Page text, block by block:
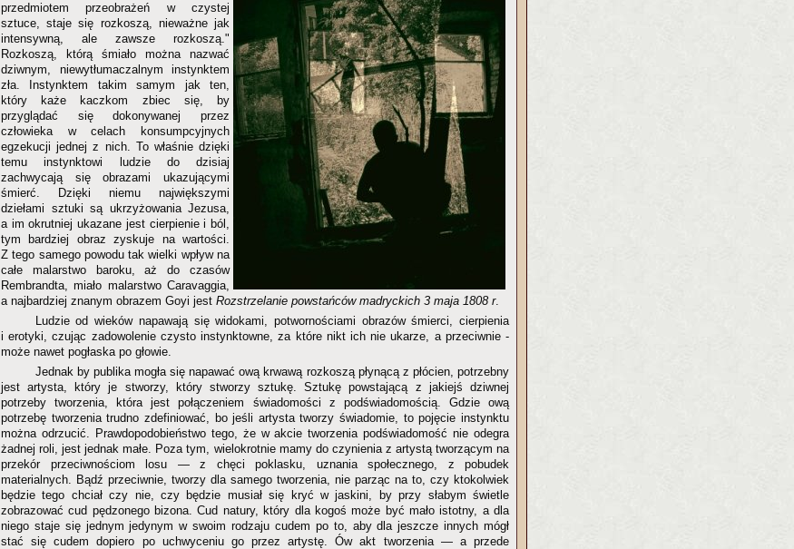
przedmiotem przeobrażeń w czystej
sztuce, staje się rozkoszą, nieważne jak
intensywną, ale zawsze rozkoszą."
Rozkoszą, którą śmiało można nazwać
dziwnym, niewytłumaczalnym instynktem
zła. Instynktem takim samym jak ten,
który każe kaczkom zbiec się, by
przyglądać się dokonywanej przez
człowieka w celach konsumpcyjnych
egzekucji jednej z nich. To właśnie dzięki
temu instynktowi ludzie do dzisiaj
zachwycają się obrazami ukazującymi
śmierć. Dzięki niemu największymi
dziełami sztuki są ukrzyżowania Jezusa,
a im okrutniej ukazane jest cierpienie i ból,
tym bardziej obraz zyskuje na wartości.
Z tego samego powodu tak wielki wpływ na
całe malarstwo baroku, aż do czasów
Rembrandta, miało malarstwo Caravaggia,
a najbardziej znanym obrazem Goyi jest Rozstrzelanie powstańców madryckich 3 maja 1808 r.
Ludzie od wieków napawają się widokami, potwornościami obrazów śmierci, cierpienia
i erotyki, czując zadowolenie czysto instynktowne, za które nikt ich nie ukarze, a przeciwnie -
może nawet pogłaska po głowie.
Jednak by publika mogła się napawać ową krwawą rozkoszą płynącą z płócien, potrzebny
jest artysta, który je stworzy, który stworzy sztukę. Sztukę powstającą z jakiejś dziwnej
potrzeby tworzenia, która jest połączeniem świadomości z podświadomością. Gdzie ową
potrzebę tworzenia trudno zdefiniować, bo jeśli artysta tworzy świadomie, to pojęcie instynktu
można odrzucić. Prawdopodobieństwo tego, że w akcie tworzenia podświadomość nie odegra
żadnej roli, jest jednak małe. Poza tym, wielokrotnie mamy do czynienia z artystą tworzącym na
przekór przeciwnościom losu — z chęci poklasku, uznania społecznego, z pobudek
materialnych. Bądź przeciwnie, tworzy dla samego tworzenia, nie parząc na to, czy ktokolwiek
będzie tego chciał czy nie, czy będzie musiał się kryć w jaskini, by przy słabym świetle
zobrazować cud pędzonego bizona. Cud natury, który dla kogoś może być mało istotny, a dla
niego staje się jednym jedynym w swoim rodzaju cudem po to, aby dla jeszcze innych mógł
stać się cudem dopiero po uchwyceniu go przez artystę. Ów akt tworzenia — a przede